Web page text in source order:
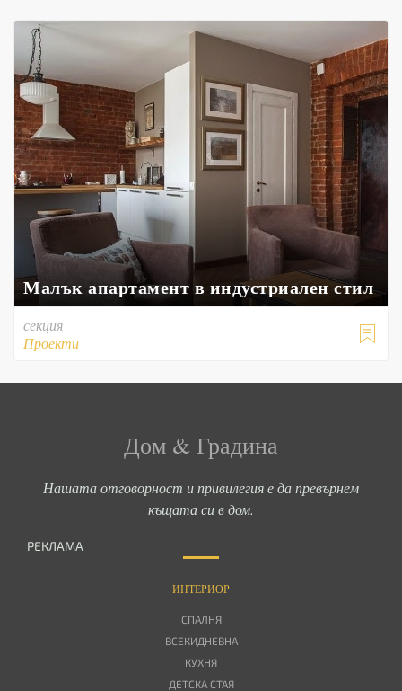
Малък апартамент в индустриален стил

секция
Проекти
Дом & Градина
Нашата отговорност и привилегия е да превърнем
къщата си в дом.
РЕКЛАМА
ИНТЕРИОР
СПАЛНЯ
ВСЕКИДНЕВНА
КУХНЯ
ДЕТСКА СТАЯ